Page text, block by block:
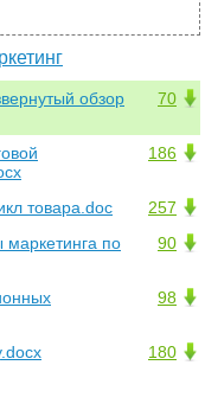
70
обзор
186
257
товара.doc
90
маркетинга по
98
180